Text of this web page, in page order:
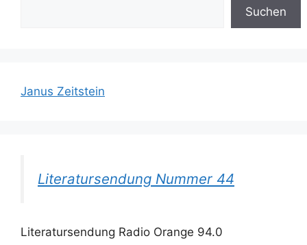
Suchen
Janus Zeitstein
Literatursendung Nummer 44
Literatursendung Radio Orange 94.0